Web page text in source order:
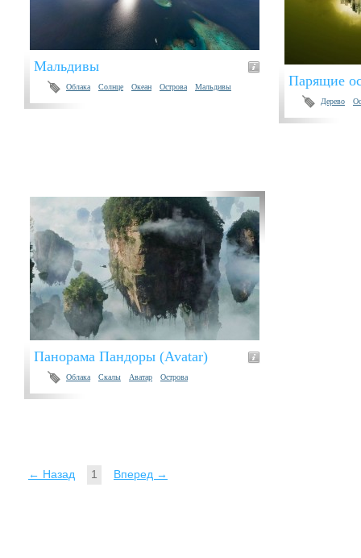
Мальдивы
Облака Солнце Океан Острова Мальдивы Парящие
Дерево
Панорама Пандоры (Avatar)
Облака Скалы Аватар Острова
← Назад 1 Вперед →